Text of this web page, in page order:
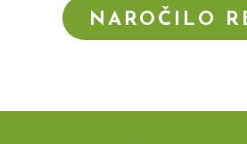
NAROČILO